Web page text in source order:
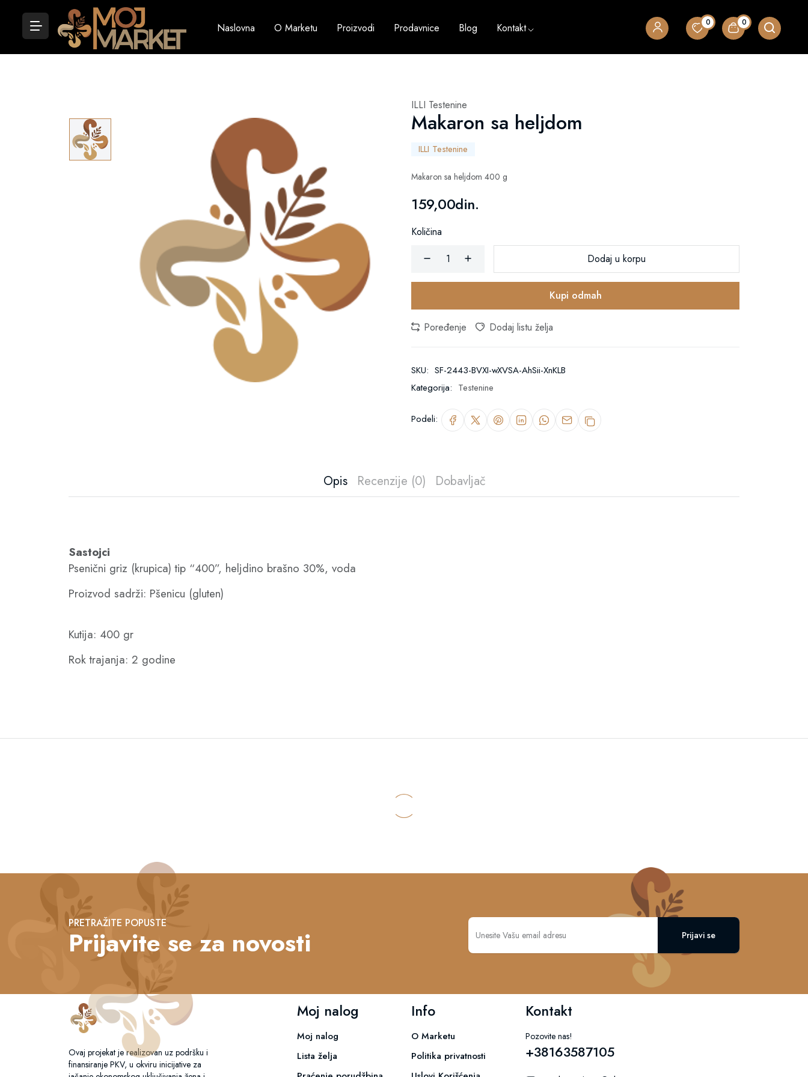
Naslovna O Marketu Proizvodi Prodavnice Blog Kontakt 0 0
ILLI Testenine
Makaron sa heljdom
ILLI Testenine
Makaron sa heljdom 400 g
159,00din.
Količina
Dodaj u korpu
Kupi odmah
Poređenje Dodaj listu želja
SKU: SF-2443-BVXI-wXVSA-AhSii-XnKLB
Kategorija: Testenine
Podeli:
Opis Recenzije (0) Dobavljač
Sastojci
Psenični griz (krupica) tip “400”, heljdino brašno 30%, voda
Proizvod sadrži: Pšenicu (gluten)
Kutija: 400 gr
Rok trajanja: 2 godine
PRETRAŽITE POPUSTE
Prijavite se za novosti Prijavi se
Ovaj projekat je realizovan uz podršku i
finansiranje PKV, u okviru inicijative za
Moj nalog
Moj nalog
Lista želja
Info
O Marketu
Politika privatnosti
Kontakt
Pozovite nas!
+38163587105